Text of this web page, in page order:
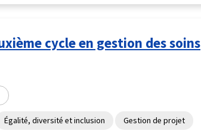
cycle en gestion des soins
Égalité, diversité et inclusion Gestion de projet